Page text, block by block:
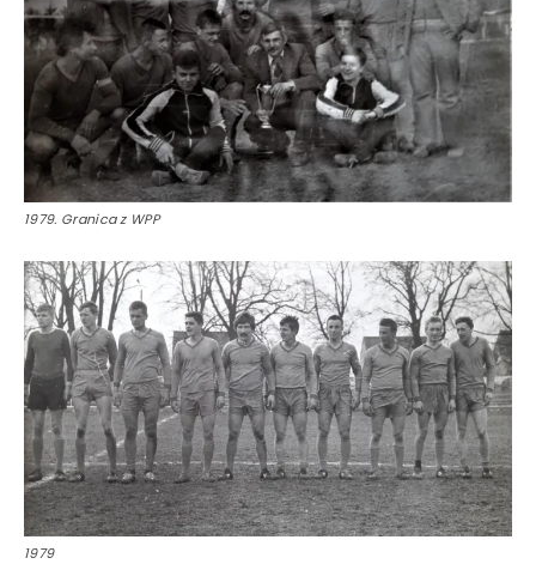
1979. Granica z WPP
1979